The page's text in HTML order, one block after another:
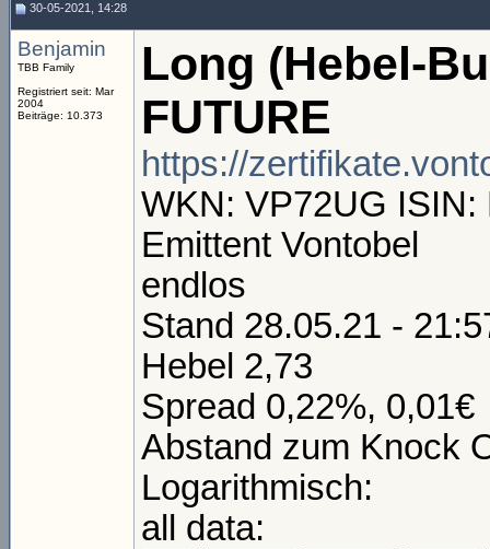
30-05-2021, 14:28
Benjamin
TBB Family
Registriert seit: Mar
2004
Beiträge: 10.373
Long (Hebel-
FUTURE
https://
WKN: VP72UG
Emittent Vontobel
endlos
Stand 28.05.21 -
Hebel 2,73
Spread 0,22%, 0,01€
Abstand zum Knock
Logarithmisch:
all data: